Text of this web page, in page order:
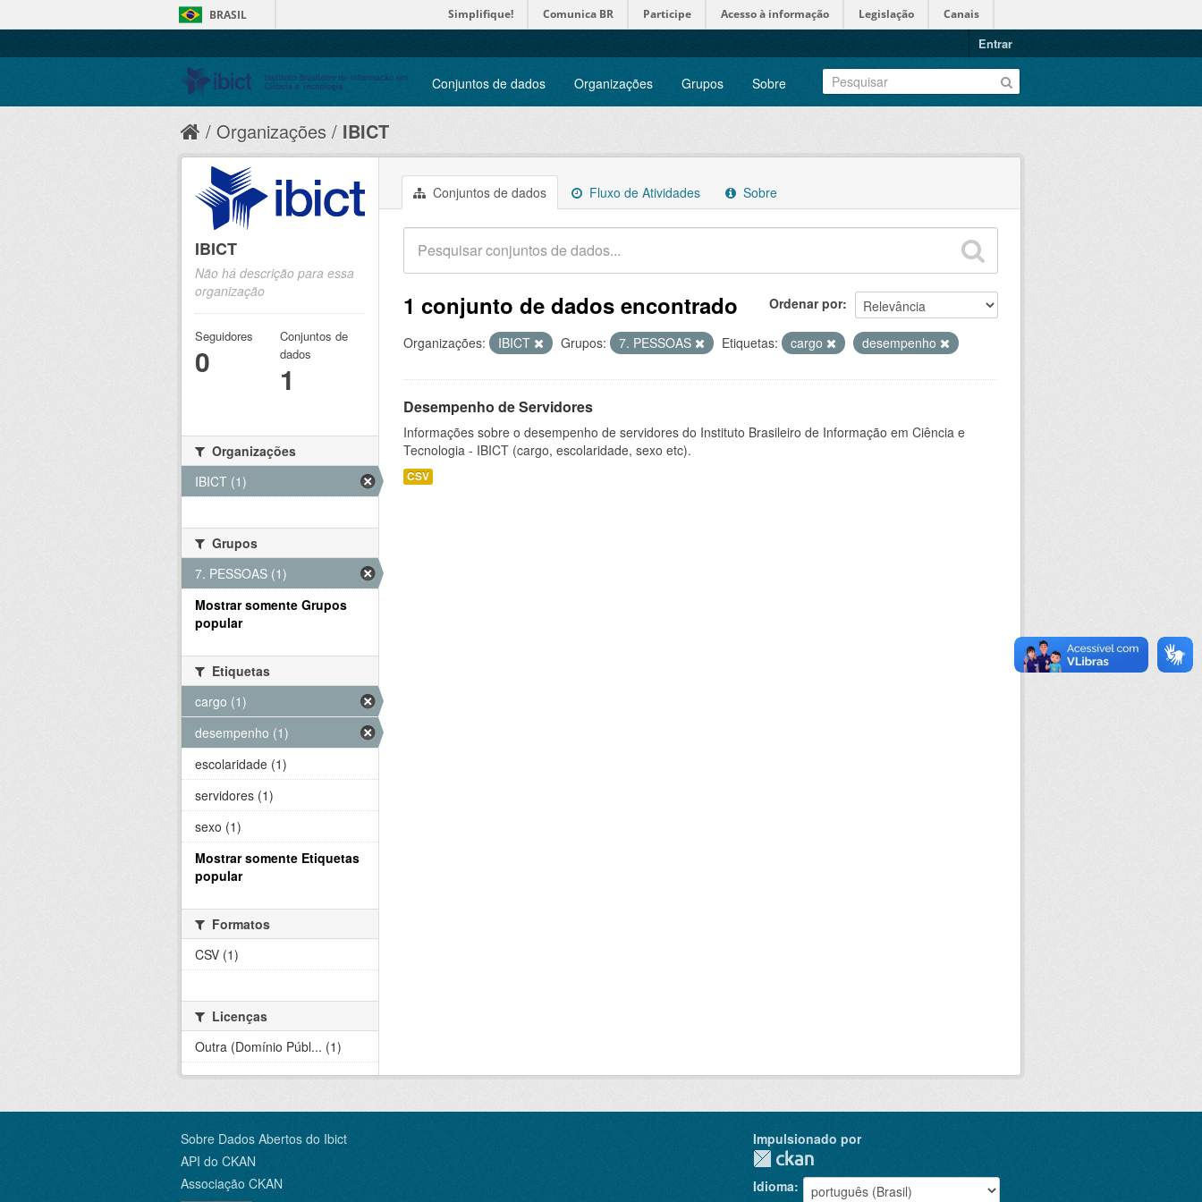
BRASIL Simplifique! Comunica BR Participe Acesso à informação Legislação Canais
Entrar
Conjuntos de dados Organizações Grupos Sobre
Organizações IBICT
Conjuntos de dados Fluxo de Atividades Sobre
Ordenar por
1 conjunto de dados encontrado
Organizações: IBICT Grupos: 7. PESSOAS Etiquetas: cargo desempenho
Desempenho de Servidores
Informações sobre o desempenho de servidores do Instituto Brasileiro de Informação em Ciência e
Tecnologia - IBICT (cargo, escolaridade, sexo etc).
CSV
IBICT
Não há descrição para essa
organização
Seguidores
0
Conjuntos de
dados
1
Organizações
IBICT (1)
Grupos
7. PESSOAS (1)
Mostrar somente Grupos
popular
Etiquetas
cargo (1)
desempenho (1)
escolaridade (1)
servidores (1)
sexo (1)
Mostrar somente Etiquetas
popular
Formatos
CSV (1)
Licenças
Outra (Domínio Públ... (1)
Sobre Dados Abertos do Ibict
API do CKAN
Associação CKAN
Impulsionado por
Idioma